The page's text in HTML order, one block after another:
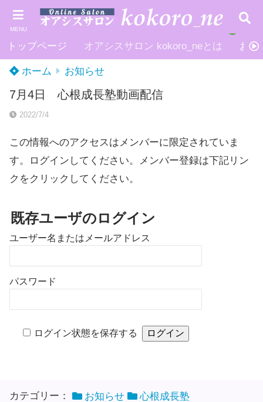
MENU
トップページ オアシスサロン kokoro_neとは お申
ホーム お知らせ
7月4日 心根成長塾動画配信
2022/7/4
この情報へのアクセスはメンバーに限定されていま
す。ログインしてください。メンバー登録は下記リン
クをクリックしてください。
既存ユーザのログイン
ユーザー名またはメールアドレス
パスワード
ログイン状態を保存する
カテゴリー： お知らせ 心根成長塾